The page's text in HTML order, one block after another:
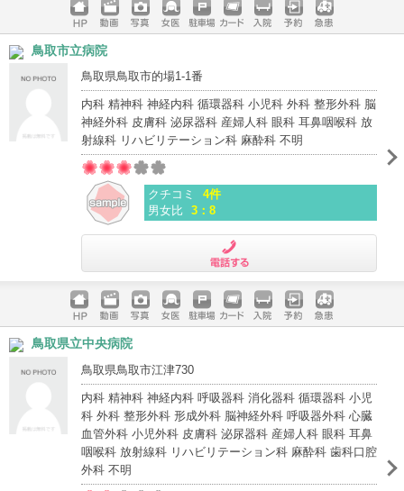
ホームペ
ージ
動画 写真 女医 駐車場
クレジッ
入院 予約 急患
鳥取市立病院
鳥取県鳥取市的場1-1番
内科 精神科 神経内科 循環器科 小児科 外科 整形外科 脳
神経外科 皮膚科 泌尿器科 産婦人科 眼科 耳鼻咽喉科 放
射線科 リハビリテーション科 麻酔科 不明
クチコミ
4件
男女比 3：8
ホームペ
ージ
動画 写真 女医 駐車場
クレジッ
入院 予約 急患
鳥取県立中央病院
鳥取県鳥取市江津730
内科 精神科 神経内科 呼吸器科 消化器科 循環器科 小児
科 外科 整形外科 形成外科 脳神経外科 呼吸器外科 心臓
血管外科 小児外科 皮膚科 泌尿器科 産婦人科 眼科 耳鼻
咽喉科 放射線科 リハビリテーション科 麻酔科 歯科口腔
外科 不明